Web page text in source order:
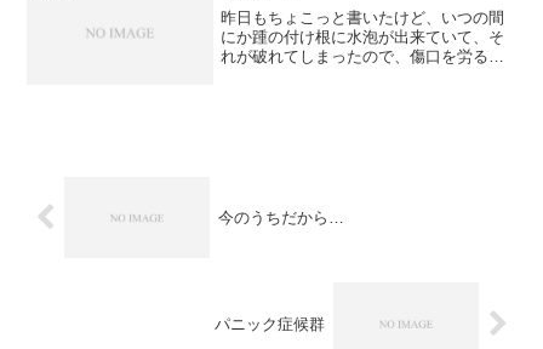
昨日もちょこっと書いたけど、いつの間
にか踵の付け根に水泡が出来ていて、そ
れが破れてしまったので、傷口を労るた
今のうちだから…
パニック症候群